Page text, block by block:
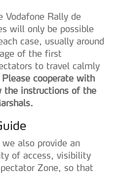
Vodafone Rally de
will only be possible
case, usually around
of the first
to travel calmly
Please cooperate with
the instructions of the
also provide an
of access, visibility
Zone, so that